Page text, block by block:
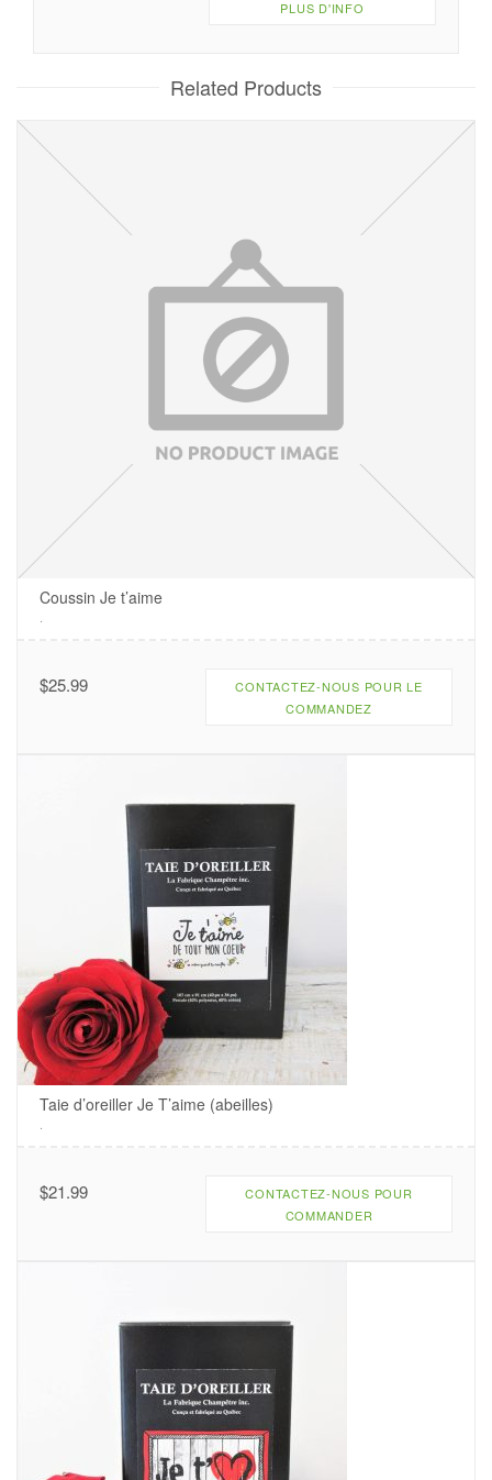
PLUS D'INFO
Related Products
Coussin Je t’aime
$25.99
CONTACTEZ-NOUS POUR LE
COMMANDEZ
Taie d’oreiller Je T’aime (abeilles)
$21.99
CONTACTEZ-NOUS POUR
COMMANDER